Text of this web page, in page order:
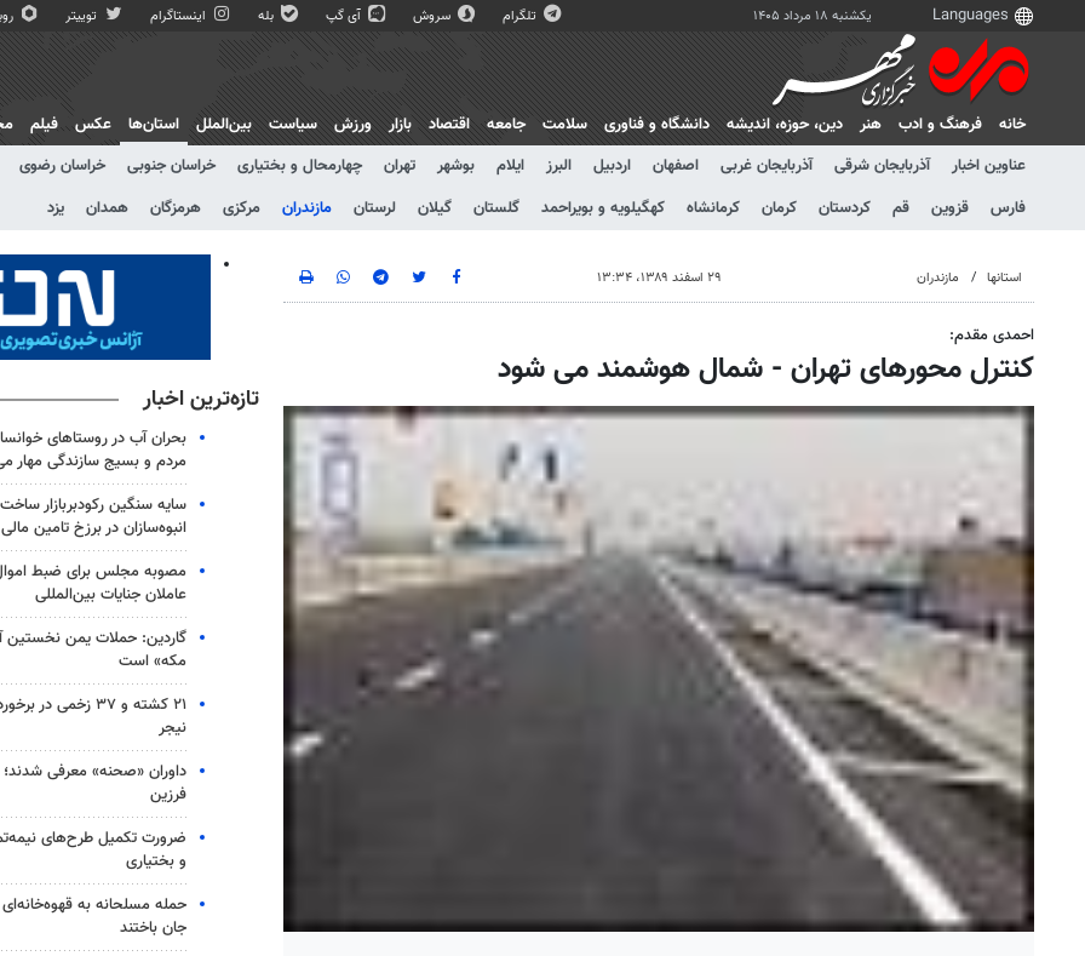
یکشنبه ۱۸ مرداد ۱۴۰۵ تلگرام سروش آی گپ بله اینستاگرام توییتر
خانه فرهنگ و ادب هنر دين، حوزه، انديشه دانشگاه و فناوری سلامت جامعه اقتصاد بازار ورزش سیاست بین‌الملل
استان‌ها
عناوین اخبار
آذربایجان شرقی آذربایجان غربی اصفهان اردبیل البرز ایلام بوشهر تهران چهارمحال و بختیاری خراسان جنوبی خراسان رضوی
فارس
قزوین قم کردستان کرمان کرمانشاه کهگیلویه و بویراحمد گلستان گیلان لرستان مازندران مرکزی هرمزگان همدان یزد
عکس فیلم
استانها مازندران ۲۹ اسفند ۱۳۸۹، ۱۳:۳۴
احمدی مقدم:
کنترل محورهای تهران - شمال هوشمند می شود
تازه‌ترین اخبار
بحران آب در روستاهای
مردم و بسیج سازندگی مهار
سایه سنگین رکودبربازار
انبوه‌سازان در برزخ تامین مالی
مصوبه مجلس برای ضبط
عاملان جنایات بین‌المللی
گاردین: حملات یمن نخستین
مکه» است
۲۱ کشته و ۳۷ زخمی
نیجر
داوران «صحنه» معرفی شدند؛
فرزین
ضرورت تکمیل طرح‌های
و بختیاری
جان باختند